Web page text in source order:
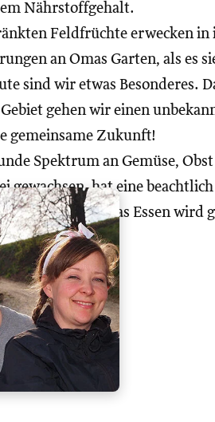
Nährstoffgehalt.
Feldfrüchte erwecken
an Omas Garten, als es
sind wir etwas Besonderes.
gehen wir einen
gemeinsame Zukunft!
Spektrum an Gemüse,
gewachsen, hat eine
spürbar! Das Essen wird
Leben auch!